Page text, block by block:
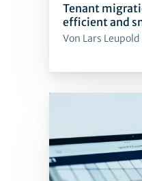
Tenant
efficient and
Von Lars Leupold